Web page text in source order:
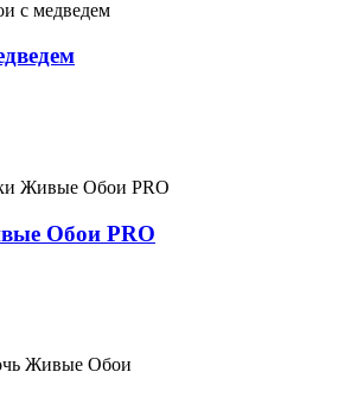
Обои PRO